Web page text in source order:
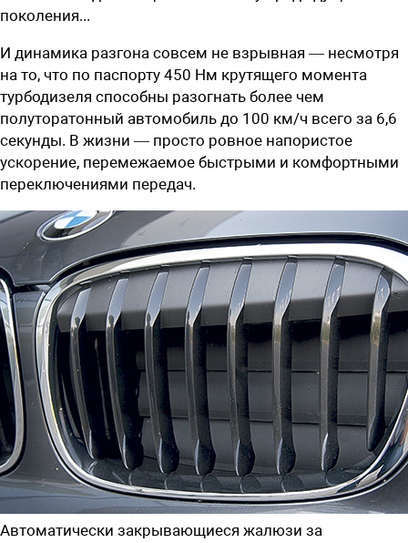
поколения...
И динамика разгона совсем не взрывная — несмотря
на то, что по паспорту 450 Нм крутящего момента
турбодизеля способны разогнать более чем
полуторатонный автомобиль до 100 км/ч всего за 6,6
секунды. В жизни — просто ровное напористое
ускорение, перемежаемое быстрыми и комфортными
переключениями передач.
Автоматически закрывающиеся жалюзи за